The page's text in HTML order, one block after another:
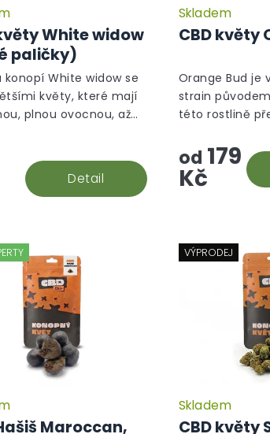
White widow
paličky)
Průměrné
hodnocení
produktu
hvězdiček.
Detail
konopí White widow se
květy, které mají
plnou ovocnou, až
verzi malé paličky!
CBD květy
Skladem
od 179
Kč
Orange Bud je
strain
této rostlině
ihned
množství
Maroccan,
Průměrné
hodnocení
VÝPRODEJ
CBD květy
Skladem